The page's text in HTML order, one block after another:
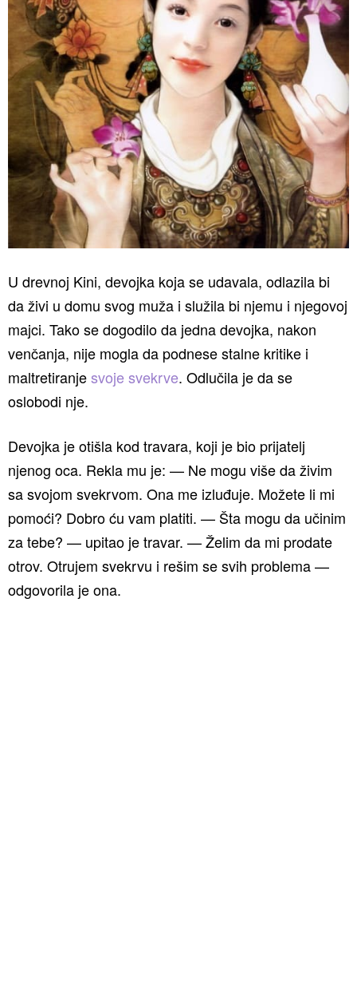
U drevnoj Kini, devojka koja se udavala, odlazila bi
da živi u domu svog muža i služila bi njemu i njegovoj
majci. Tako se dogodilo da jedna devojka, nakon
venčanja, nije mogla da podnese stalne kritike i
maltretiranjesvoje svekrve. Odlučila je da se
oslobodi nje.
Devojka je otišla kod travara, koji je bio prijatelj
njenog oca. Rekla mu je: — Ne mogu više da živim
sa svojom svekrvom. Ona me izluđuje. Možete li mi
pomoći? Dobro ću vam platiti. — Šta mogu da učinim
za tebe? — upitao je travar. — Želim da mi prodate
otrov. Otrujem svekrvu i rešim se svih problema —
odgovorila je ona.